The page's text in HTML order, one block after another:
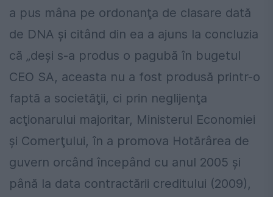
a pus mâna pe ordonanţa de clasare dată
de DNA şi citând din ea a ajuns la concluzia
că „deşi s-a produs o pagubă în bugetul
CEO SA, aceasta nu a fost produsă printr-o
faptă a societăţii, ci prin neglijenţa
acţionarului majoritar, Ministerul Economiei
şi Comerţului, în a promova Hotărârea de
guvern orcând începând cu anul 2005 şi
până la data contractării creditului (2009),